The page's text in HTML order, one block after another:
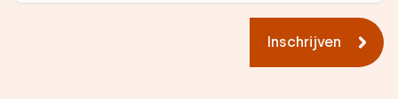
Inschrijven